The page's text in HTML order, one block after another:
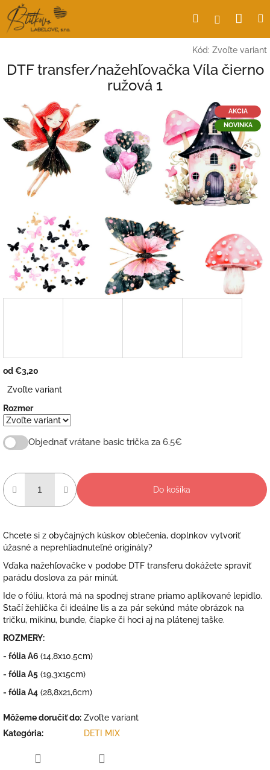
Prejsť
na
obsah
Hľadať
Kód: Zvoľte variant
DTF transfer/nažehľovačka Víla čierno
ružová 1
AKCIA
NOVINKA
od€3,20
cena:
Zvoľte variant
Rozmer
Objednať vrátane basic trička za 6.5€
Do košíka
Chcete si z obyčajných kúskov oblečenia, doplnkov vytvoriť
úžasné a neprehliadnuteľné originály?
Vďaka nažehľovačke v podobe DTF transferu dokážete spraviť
parádu doslova za pár minút.
Ide o fóliu, ktorá má na spodnej strane priamo aplikované lepidlo.
Stačí žehlička či ideálne lis a za pár sekúnd máte obrázok na
tričku, mikinu, bunde, čiapke či hoci aj na plátenej taške.
ROZMERY:
- fólia A6 (14,8x10,5cm)
- fólia A5 (19,3x15cm)
- fólia A4 (28,8x21,6cm)
Môžeme doručiť do: Zvoľte variant
Kategória: DETI MIX